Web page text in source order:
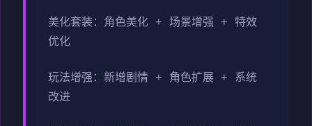
美化套装：角色美化 + 场景增强 + 特效
优化
玩法增强：新增剧情 + 角色扩展 + 系统
改进